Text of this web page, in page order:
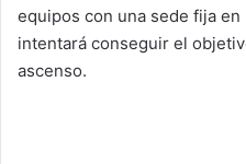
equipos con una sede fija
intentará conseguir el
ascenso.